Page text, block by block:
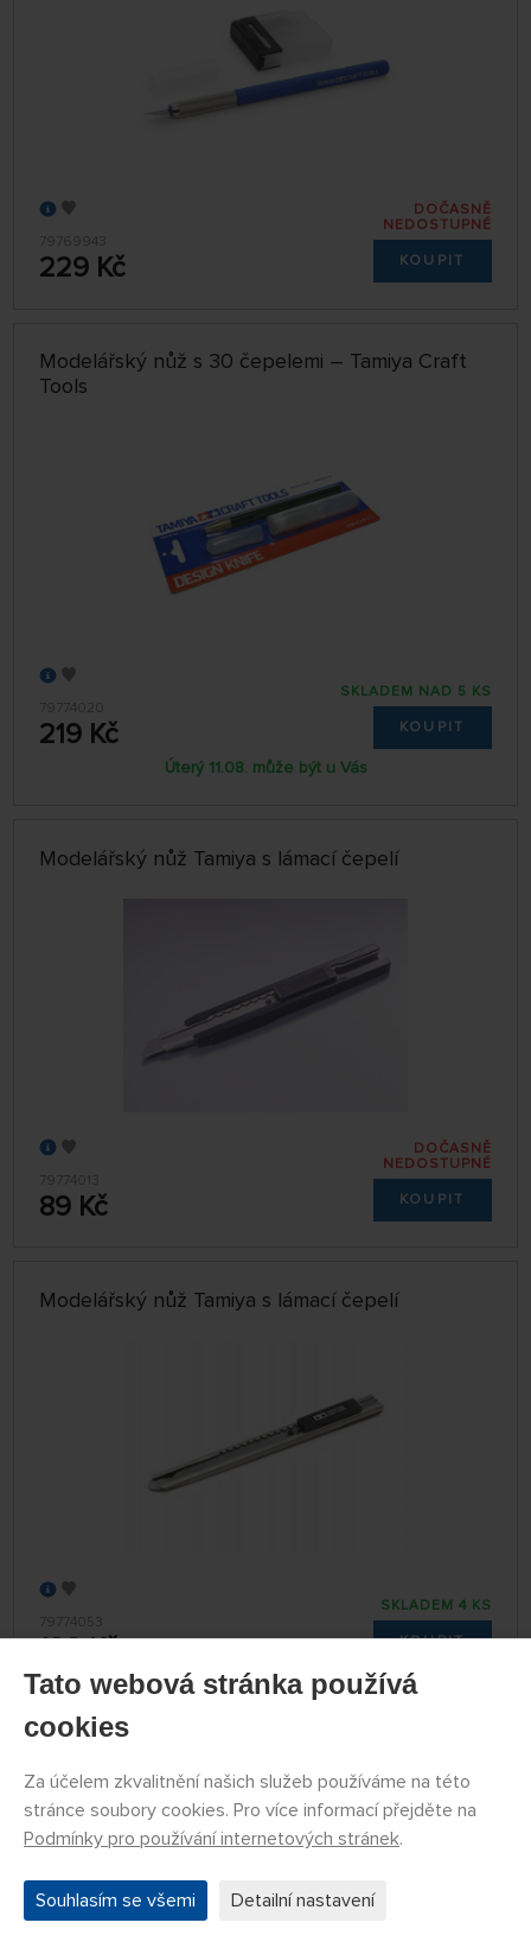
79769943
229 Kč
DOČASNĚ
NEDOSTUPNÉ
KOUPIT
Modelářský nůž s 30 čepelemi – Tamiya Craft
Tools
79774020
219 Kč
SKLADEM NAD 5 KS
KOUPIT
Úterý 11.08. může být u Vás
Modelářský nůž Tamiya s lámací čepelí
79774013
89 Kč
DOČASNĚ
NEDOSTUPNÉ
KOUPIT
Modelářský nůž Tamiya s lámací čepelí
79774053
199 Kč
SKLADEM 4 KS
KOUPIT
Středa 12.08. může být u Vás
Náhlavní lupa se zvětšovacími skly (1,2×, 1,8×,
2,5×, 3,5×) a LED osvětlením
Tato webová stránka používá
cookies
Za účelem zkvalitnění našich služeb používáme na této
stránce soubory cookies. Pro více informací přejděte na
Podmínky pro používání internetových stránek.
Souhlasím se všemi Detailní nastavení